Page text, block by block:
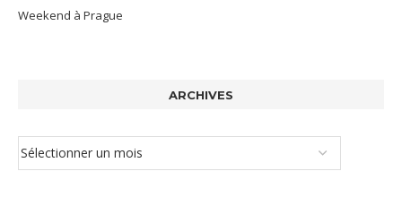
Weekend à Prague
ARCHIVES